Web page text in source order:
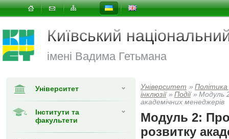
Київський
імені Вадима Гетьмана
Університет
Інститути та
факультети
Університет »
інклюзії » Події » Модуль
академічних менеджерів
Модуль 2:
розвитку